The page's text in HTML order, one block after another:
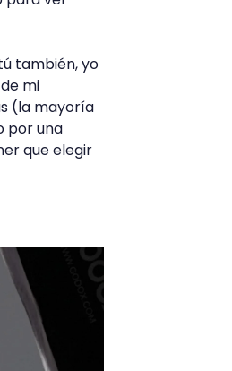
también, yo
mi
(la mayoría
por una
que elegir